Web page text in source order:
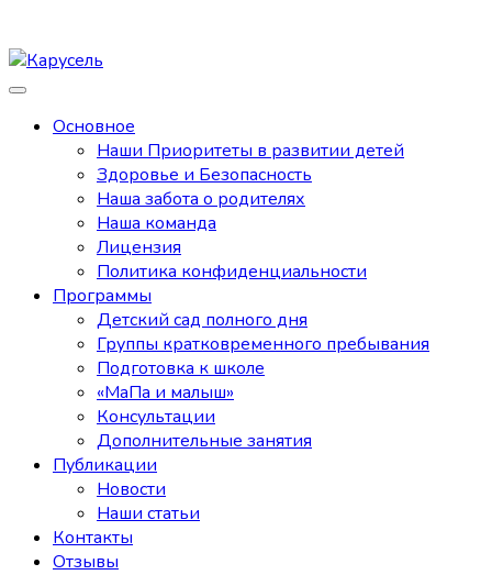
Основное
Наши Приоритеты в развитии детей
Здоровье и Безопасность
Наша забота о родителях
Наша команда
Лицензия
Политика конфиденциальности
Программы
Детский сад полного дня
Группы кратковременного пребывания
Подготовка к школе
«МаПа и малыш»
Консультации
Дополнительные занятия
Публикации
Новости
Наши статьи
Контакты
Отзывы